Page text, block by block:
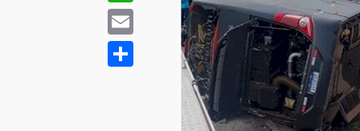
Compartilhar